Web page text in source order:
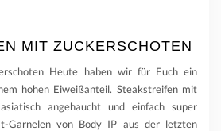
MIT ZUCKERSCHOTEN
Heute haben wir für Euch ein
hohen Eiweißanteil. Steakstreifen mit
angehaucht und einfach super
Garnelen von Body IP aus der letzten